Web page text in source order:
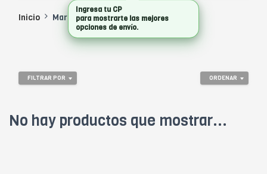
Inicio Marca VERTIV
ORDENAR
FILTRAR POR
No hay productos que mostrar...
Ingresa tu CP
para mostrarte las mejores
opciones de envío.